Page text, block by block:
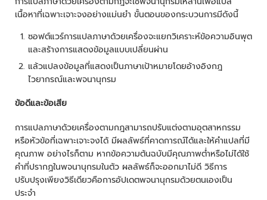
เนื้อหาที่เฉพาะเจาะจงอย่างแม่นยำ ขั้นตอนของกระบวนการมีดังนี้
ซอฟต์แวร์การแปลภาษาด้วยเครื่องจะแยกวิเคราะห์ข้อความอินพุต
และสร้างการแสดงข้อมูลแบบเปลี่ยนผ่าน
แล้วแปลงข้อมูลที่แสดงเป็นภาษาเป้าหมายโดยอ้างอิงกฎ
ไวยากรณ์และพจนานุกรม
ข้อดีและข้อเสีย
การแปลภาษาด้วยเครื่องตามกฎสามารถปรับแต่งตามอุตสาหกรรม
หรือหัวข้อที่เฉพาะเจาะจงได้ มีผลลัพธ์ที่คาดการณ์ได้และให้คำแปลที่มี
คุณภาพ อย่างไรก็ตาม หากข้อความต้นฉบับมีคุณภาพต่ำหรือไม่ได้ใช้
คำที่ปรากฏในพจนานุกรมในตัว ผลลัพธ์ก็จะออกมาไม่ดี วิธีการ
ปรับปรุงเพียงวิธีเดียวคือการอัปเดตพจนานุกรมด้วยตนเองเป็น
ประจำ